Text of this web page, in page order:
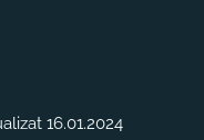
16.01.2024